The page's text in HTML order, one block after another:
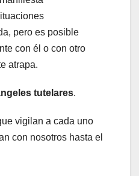
pero es posible
con él o con otro
atrapa.
tutelares.
vigilan a cada uno
con nosotros hasta el